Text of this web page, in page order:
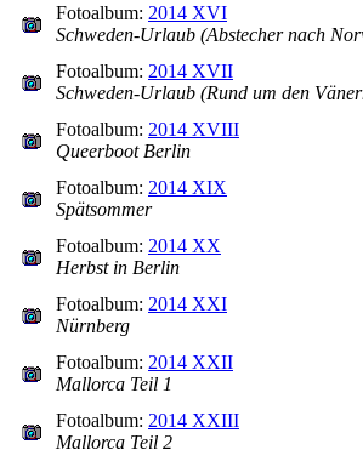
Fotoalbum: 2014 XVI
Schweden-Urlaub (Abstecher nach
Fotoalbum: 2014 XVII
Schweden-Urlaub (Rund um den
Fotoalbum: 2014 XVIII
Queerboot Berlin
Fotoalbum: 2014 XIX
Spätsommer
Fotoalbum: 2014 XX
Herbst in Berlin
Fotoalbum: 2014 XXI
Nürnberg
Fotoalbum: 2014 XXII
Mallorca Teil 1
Fotoalbum: 2014 XXIII
Mallorca Teil 2